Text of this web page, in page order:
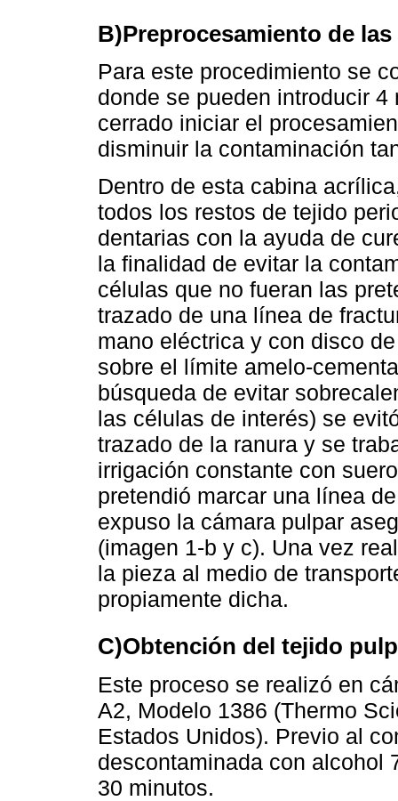
B)Preprocesamiento de las
Para este procedimiento se
donde se pueden introducir
cerrado iniciar el
disminuir la contaminación
Dentro de esta cabina
todos los restos de tejido
dentarias con la ayuda de
la finalidad de evitar la
células que no fueran las
trazado de una línea de
mano eléctrica y con disco
sobre el límite amelo-
búsqueda de evitar
las células de interés) se
trazado de la ranura y se
irrigación constante con
pretendió marcar una línea
expuso la cámara pulpar
(imagen 1-b y c). Una vez
la pieza al medio de
propiamente dicha.
C)Obtención del tejido
Este proceso se realizó en
A2, Modelo 1386 (Thermo
Estados Unidos). Previo al
descontaminada con alcohol
30 minutos.